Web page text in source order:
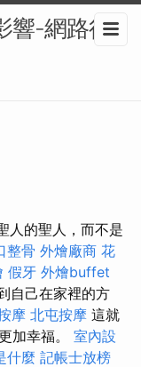
響-網路行
人的聖人，而不是
整骨 外燴廠商 花
假牙 外燴buffet
自己在家裡的方
摩 北屯按摩 這就
加幸福。 室內設
什麼 記帳士放榜